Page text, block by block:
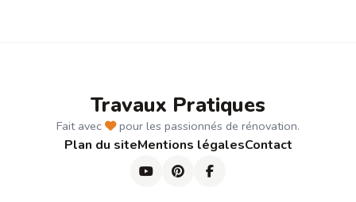
Travaux Pratiques
Fait avec pour les passionnés de rénovation.
Plan du siteMentions légalesContact